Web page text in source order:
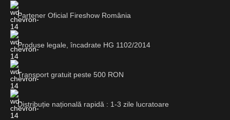
Partener Oficial Fireshow România
Produse legale, încadrate HG 1102/2014
Transport gratuit peste 500 RON
Distribuție națională rapidă : 1-3 zile lucratoare